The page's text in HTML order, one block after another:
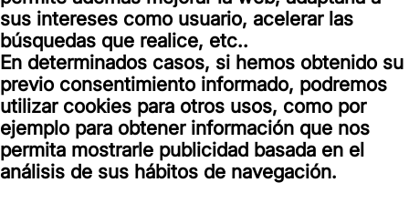
sus intereses como usuario, acelerar las
búsquedas que realice, etc..
En determinados casos, si hemos obtenido su
previo consentimiento informado, podremos
utilizar cookies para otros usos, como por
ejemplo para obtener información que nos
permita mostrarle publicidad basada en el
análisis de sus hábitos de navegación.